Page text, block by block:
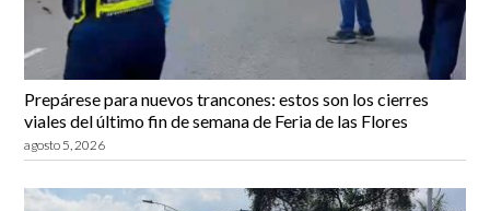
Prepárese para nuevos trancones: estos son los cierres
viales del último fin de semana de Feria de las Flores
agosto 5, 2026